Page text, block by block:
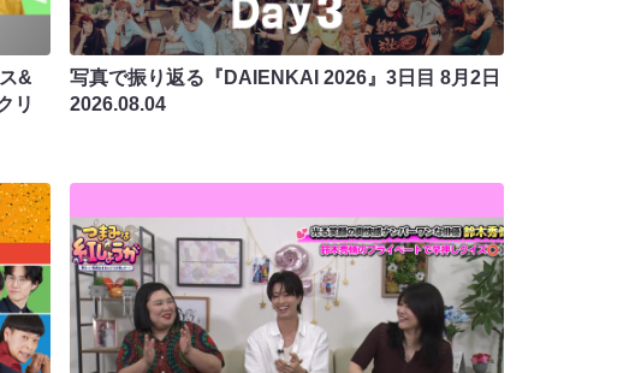
&
リ
写真で振り返る『DAIENKAI 2026』3日目 8月2日
2026.08.04